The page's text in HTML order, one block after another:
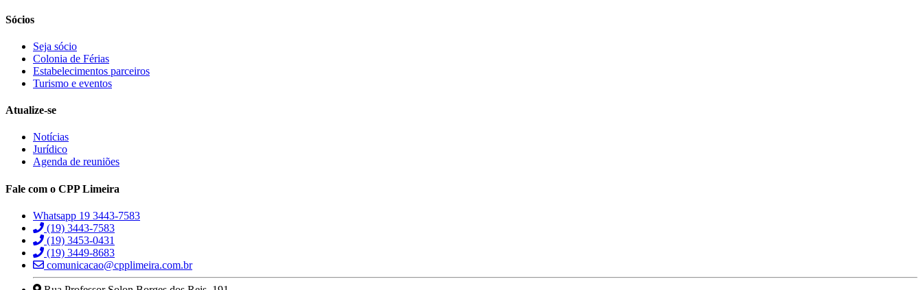
Sócios
Seja sócio
Colonia de Férias
Estabelecimentos parceiros
Turismo e eventos
Atualize-se
Notícias
Jurídico
Agenda de reuniões
Fale com o CPP Limeira
Whatsapp 19 3443-7583
(19) 3443-7583
(19) 3453-0431
(19) 3449-8683
comunicacao@cpplimeira.com.br